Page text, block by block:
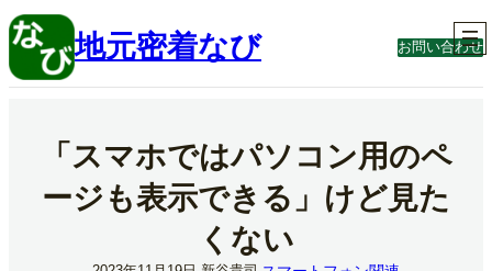
内
容
ス
地元密着なび お問い合わせ
「スマホではパソコン用のペ
ージも表示できる」けど見た
くない